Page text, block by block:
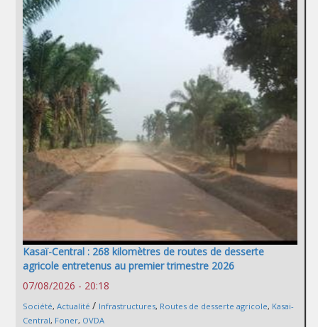
Kasaï-Central : 268 kilomètres de routes de desserte
agricole entretenus au premier trimestre 2026
07/08/2026 - 20:18
Société, Actualité / Infrastructures, Routes de desserte agricole, Kasai-
Central, Foner, OVDA